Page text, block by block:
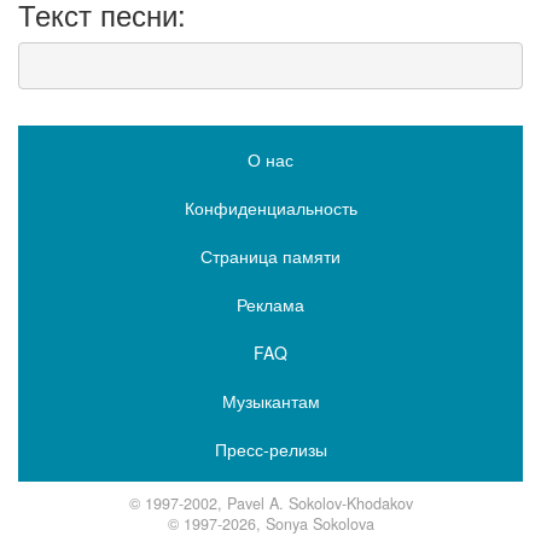
Текст песни:
О нас
Конфиденциальность
Страница памяти
Реклама
FAQ
Музыкантам
Пресс-релизы
© 1997-2002, Pavel A. Sokolov-Khodakov
© 1997-2026, Sonya Sokolova